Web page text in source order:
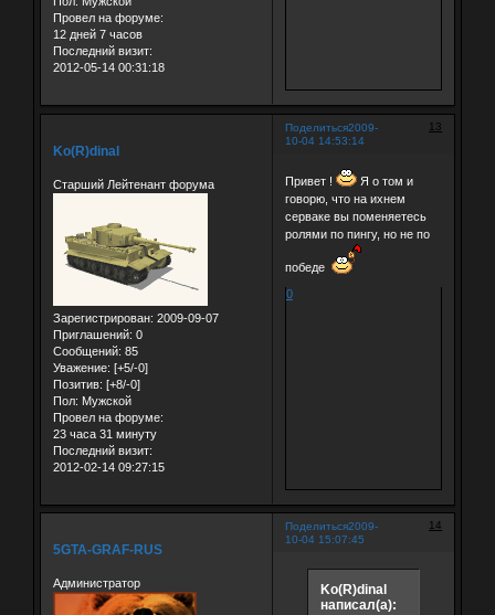
Провел на форуме:
12 дней 7 часов
Последний визит:
2012-05-14 00:31:18
Поделиться 13
2009-
10-04 14:53:14
Ko(R)dinal
Старший Лейтенант форума
Зарегистрирован: 2009-09-07
Приглашений: 0
Сообщений: 85
Уважение: [+5/-0]
Позитив: [+8/-0]
Пол: Мужской
Провел на форуме:
23 часа 31 минуту
Последний визит:
2012-02-14 09:27:15
Привет !
Я о том и
говорю, что на ихнем
серваке вы поменяетесь
ролями по пингу, но не по
победе
0
Поделиться 14
2009-
10-04 15:07:45
5GTA-GRAF-RUS
Администратор
Ko(R)dinal
написал(а):